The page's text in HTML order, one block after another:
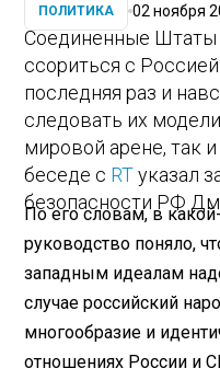
ПОЛИТИКА 02 ноября
Соединенные Штаты
ссориться с
последняя раз и
следовать их
мировой арене, так
беседе с RTуказал
безопасности РФ
По его словам, в
руководство поняло,
западным идеалам
случае российский
многообразие и
отношениях России и